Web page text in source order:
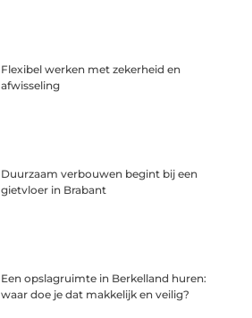
Flexibel werken met zekerheid en
afwisseling
Duurzaam verbouwen begint bij een
gietvloer in Brabant
Een opslagruimte in Berkelland huren:
waar doe je dat makkelijk en veilig?